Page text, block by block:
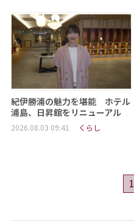
紀伊勝浦の魅力を堪能 ホテル
浦島、日昇館をリニューアル
2026.08.03 09:41 くらし
1